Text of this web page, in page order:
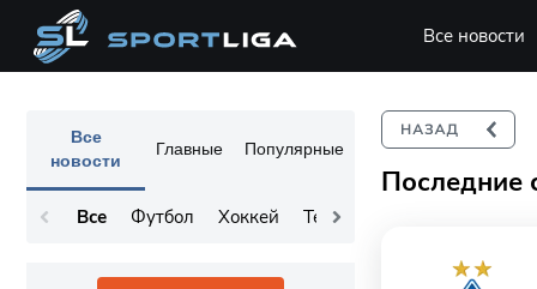
Все новости
Все
новости
Главные Популярные
Все Футбол Хоккей Теннис
Последние